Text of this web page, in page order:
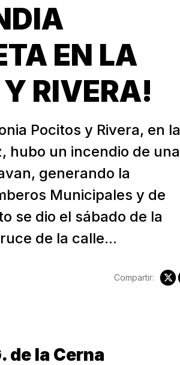
EN LA
RIVERA!
Pocitos y Rivera, en la
hubo un incendio de una
generando la
Municipales y de
se dio el sábado de la
de la calle...
Compartir:
de la Cerna